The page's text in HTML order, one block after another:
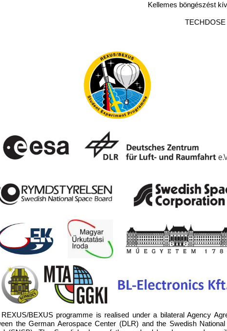
Kellemes böngészést
BEXUS programme is realised under a bilateral Agency
the German Aerospace Center (DLR) and the Swedish